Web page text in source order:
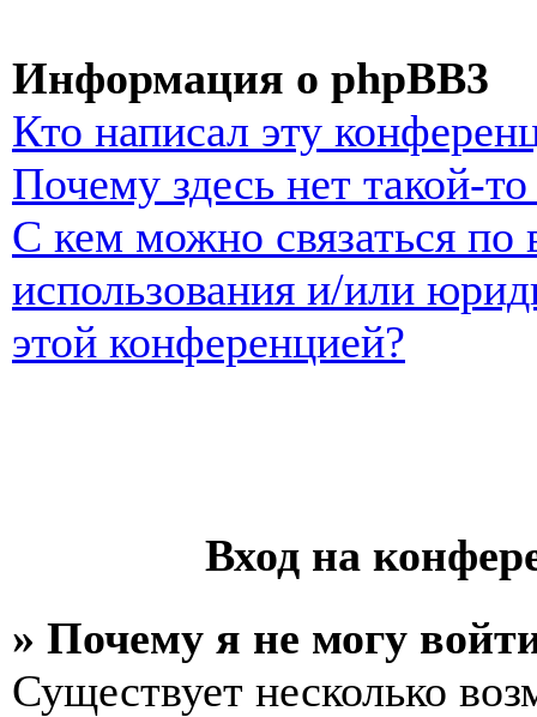
Информация о phpBB3
Кто написал эту
Почему здесь нет такой-
С кем можно связаться по
использования и/или
этой конференцией?
Вход на
» Почему я не могу
Существует несколько